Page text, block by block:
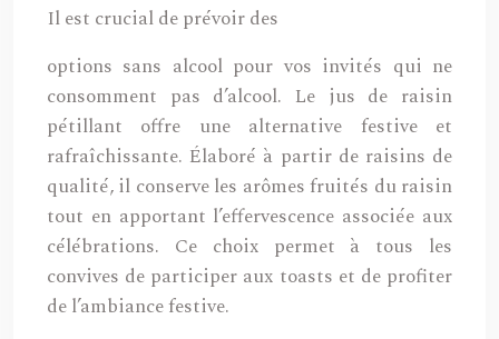
Il est crucial de prévoir des
options sans alcool pour vos invités qui ne
consomment pas d’alcool. Le jus de raisin
pétillant offre une alternative festive et
rafraîchissante. Élaboré à partir de raisins de
qualité, il conserve les arômes fruités du raisin
tout en apportant l’effervescence associée aux
célébrations. Ce choix permet à tous les
convives de participer aux toasts et de profiter
de l’ambiance festive.